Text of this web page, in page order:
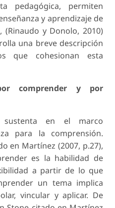
pedagógica, permiten
y aprendizaje de
(Rinaudo y Donolo, 2010)
una breve descripción
que cohesionan esta
comprender y por
sustenta en el marco
para la comprensión.
en Martínez (2007, p.27),
es la habilidad de
a partir de lo que
un tema implica
vincular y aplicar. De